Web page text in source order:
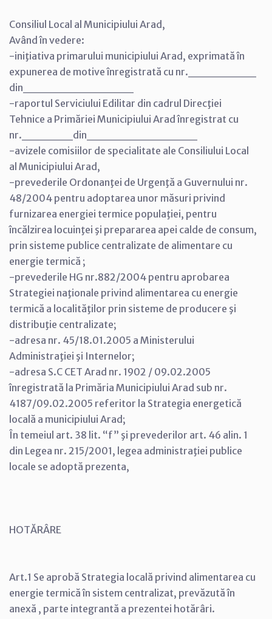
Consiliul Local al Municipiului Arad,
Având în vedere:
-iniţiativa primarului municipiului Arad, exprimată în
expunerea de motive înregistrată cu nr.________
din_____________
-raportul Serviciului Edilitar din cadrul Direcţiei
Tehnice a Primăriei Municipiului Arad înregistrat cu
nr.______din_____________
-avizele comisiilor de specialitate ale Consiliului Local
al Municipiului Arad,
-prevederile Ordonanţei de Urgenţă a Guvernului nr.
48/2004 pentru adoptarea unor măsuri privind
furnizarea energiei termice populaţiei, pentru
încălzirea locuinţei şi prepararea apei calde de consum,
prin sisteme publice centralizate de alimentare cu
energie termică ;
-prevederile HG nr.882/2004 pentru aprobarea
Strategiei naţionale privind alimentarea cu energie
termică a localităţilor prin sisteme de producere şi
distribuţie centralizate;
-adresa nr. 45/18.01.2005 a Ministerului
Administraţiei şi Internelor;
-adresa S.C CET Arad nr. 1902 / 09.02.2005
înregistrată la Primăria Municipiului Arad sub nr.
4187/09.02.2005 referitor la Strategia energetică
locală a municipiului Arad;
În temeiul art. 38 lit. “f” şi prevederilor art. 46 alin. 1
din Legea nr. 215/2001, legea administraţiei publice
locale se adoptă prezenta,
HOTĂRÂRE
Art.1 Se aprobă Strategia locală privind alimentarea cu
energie termică în sistem centralizat, prevăzută în
anexă , parte integrantă a prezentei hotărâri.